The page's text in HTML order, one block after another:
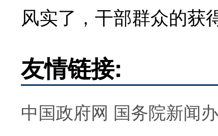
风实了，干部群众的获
友情链接:
中国政府网 国务院新闻